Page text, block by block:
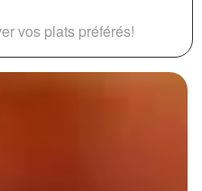
vos plats préférés!